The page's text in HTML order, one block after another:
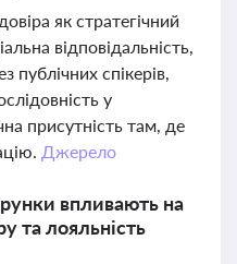
як стратегічний
відповідальність,
публічних спікерів,
у
присутність там, де
Джерело
впливають на
та лояльність